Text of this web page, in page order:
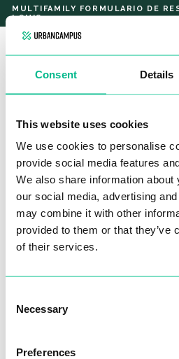
Consent Details
This website uses cookies
We use cookies to personalise
provide social media features
We also share information
our social media, advertising
may combine it with other
provided to them or that they’ve
of their services.
Selection
Necessary
Preferences
MULTIFAMILY FORMULARIO DE
LOUIS
T4 APARTMENT
¡Hola!
incluyen cocina amueblada,
acceso a zonas comunes como
coworking, sala de juegos, sala
Todos los servicios de estas zonas
Tenga la seguridad de que su
toda su información está protegida
Por favor, revisa tus
nuestro equipo pueda
y
alojamiento.
Nombre*